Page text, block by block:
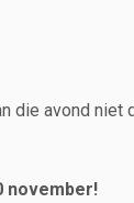
die avond niet
november!